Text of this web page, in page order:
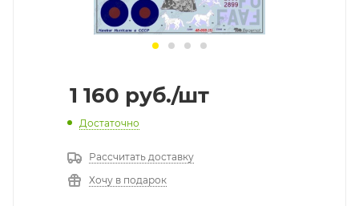
1 160 руб./шт
Достаточно
Рассчитать доставку
Хочу в подарок